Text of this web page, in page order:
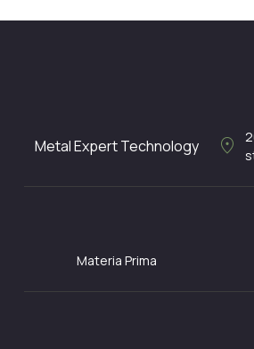
Metal Expert Technology location_on
Materia Prima